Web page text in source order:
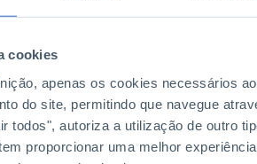
cookies
apenas os cookies necessários ao
do site, permitindo que navegue
todos", autoriza a utilização de outro
proporcionar uma melhor
3,404 x
7,942
787
x
x
99